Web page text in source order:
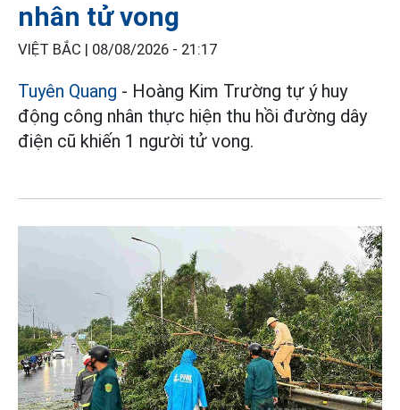
nhân tử vong
VIỆT BẮC | 08/08/2026 - 21:17
Tuyên Quang - Hoàng Kim Trường tự ý huy
động công nhân thực hiện thu hồi đường dây
điện cũ khiến 1 người tử vong.